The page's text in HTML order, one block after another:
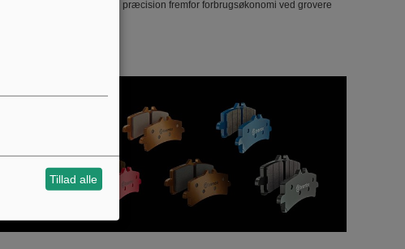
fokus på holdbarhed og præcision fremfor forbrugsøkonomi ved grovere
Tillad alle